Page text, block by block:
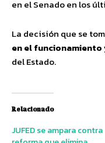
en el Senado en los
La decisión que se
en el
del Estado.
Relacionado
JUFED se ampara contra